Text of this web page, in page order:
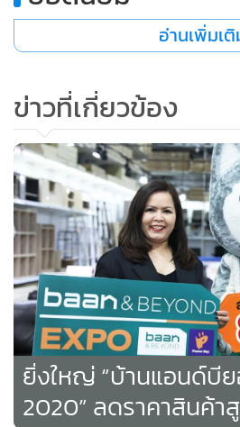
พร้อมอัดโปรโมชันแรงสุดพิเศษ ทั้งล
แล้วรับคืน คุ้มสุดคุ้ม กับโปรโมชันเด็ดๆ
และบริการที่มากถึง 10 โซน ได้แก่
vFIXbaan&BEYOND Lounge, Power
Officemate, CMG,
นอกจากนี้ ยังมีกิจกรรมสนุกๆ ตลอด
WorkshopDIY ให้ความรู้ในการตกแ
ลุ้นทองคำ 2 รอบต่อวัน สมนาคุณพิเศ
คนรักบ้าน และนักชอปทุกคนที่เฝ้าร
ด์ เอ็กซ์โปงานนี้ บอกเลยว่าพลาดไม่ไ
บรรยากาศการชอปปิ้งให้คึกคัก ชอ
ตั้งแต่วันนี้ ถึงวันที่ 1 มีนาคมนี้ เพียง
บางนา Hall 101-104 ตั้งแต่เวลา
อ่านเพิ่มเ
ข่าวที่เกี่ยวข้อง
ยิ่งใหญ่ “บ้านแอนด์บีย
2020” ลดราคาสินค้า